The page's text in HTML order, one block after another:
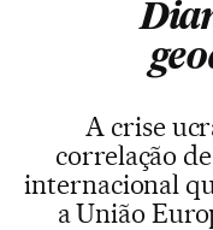
A crise
correlação
internacional
a União